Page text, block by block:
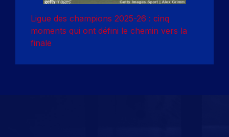
Ligue des champions 2025-26 : cinq
moments qui ont défini le chemin vers la
finale